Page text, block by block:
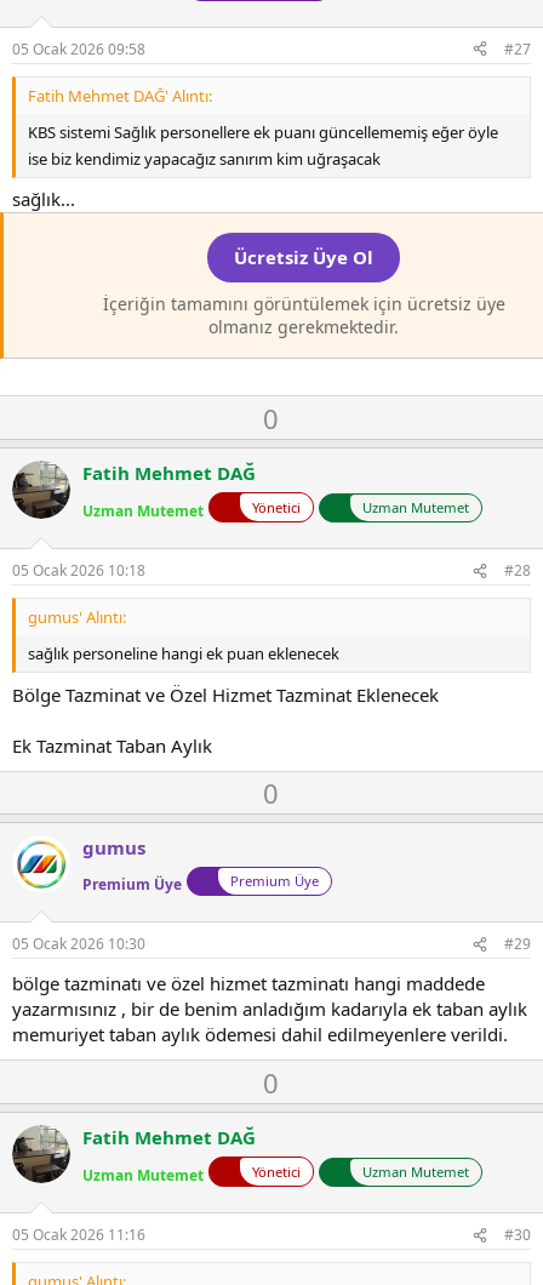
o
t
e
05 Ocak 2026 09:58 #27
Fatih Mehmet DAĞ' Alıntı:
KBS sistemi Sağlık personellere ek puanı güncellememiş eğer öyle
ise biz kendimiz yapacağız sanırım kim uğraşacak
sağlık...
Ücretsiz Üye Ol
İçeriğin tamamını görüntülemek için ücretsiz üye
olmanız gerekmektedir.
O
y
l
a
0
o
n
v
o
t
e
Fatih Mehmet DAĞ
Uzman Mutemet Yönetici Uzman Mutemet
05 Ocak 2026 10:18 #28
gumus' Alıntı:
sağlık personeline hangi ek puan eklenecek
Bölge Tazminat ve Özel Hizmet Tazminat Eklenecek
Ek Tazminat Taban Aylık
O
y
a
0
o
n
v
o
t
e
gumus
Premium Üye Premium Üye
05 Ocak 2026 10:30 #29
bölge tazminatı ve özel hizmet tazminatı hangi maddede
yazarmısınız , bir de benim anladığım kadarıyla ek taban aylık
memuriyet taban aylık ödemesi dahil edilmeyenlere verildi.
O
y
l
a
0
o
n
v
o
t
e
Fatih Mehmet DAĞ
Uzman Mutemet Yönetici Uzman Mutemet
05 Ocak 2026 11:16 #30